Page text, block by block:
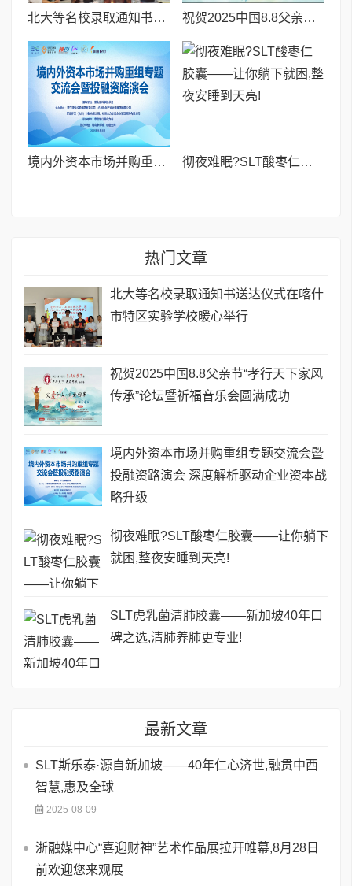
北大等名校录取通知书送达仪式在喀什市特区实验学校暖心举行 祝贺2025中国8.8父亲节“孝行天下家风传承”论坛暨祈福音乐会圆满成功
境内外资本市场并购重组专题交流会暨投融资路演会 深度解析驱动企业资本战略升级 彻夜难眠?SLT酸枣仁胶囊——让你躺下就困,整夜安睡到天亮!
热门文章
北大等名校录取通知书送达仪式在喀什
市特区实验学校暖心举行
祝贺2025中国8.8父亲节“孝行天下家风
传承”论坛暨祈福音乐会圆满成功
境内外资本市场并购重组专题交流会暨
投融资路演会 深度解析驱动企业资本战
略升级
彻夜难眠?SLT酸枣仁胶囊——让你躺下
就困,整夜安睡到天亮!
SLT虎乳菌清肺胶囊——新加坡40年口
碑之选,清肺养肺更专业!
最新文章
SLT斯乐泰·源自新加坡——40年仁心济世,融贯中西
智慧,惠及全球
2025-08-09
浙融媒中心“喜迎财神”艺术作品展拉开帷幕,8月28日
前欢迎您来观展